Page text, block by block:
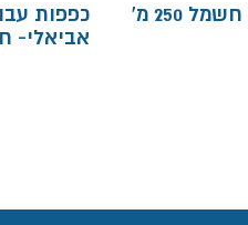
250 מ'
כפפות
אביאלי-